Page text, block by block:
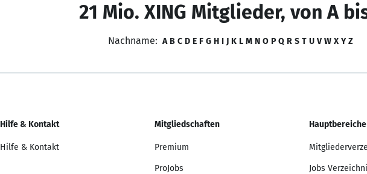
21 Mio. XING Mitglieder, von A
Nachname: A B C D E F G H I J K L M N O P Q R S T U V W X Y Z
Hilfe & Kontakt
Hilfe & Kontakt
Mitgliedschaften
Premium
ProJobs
Hauptbereiche
Jobs